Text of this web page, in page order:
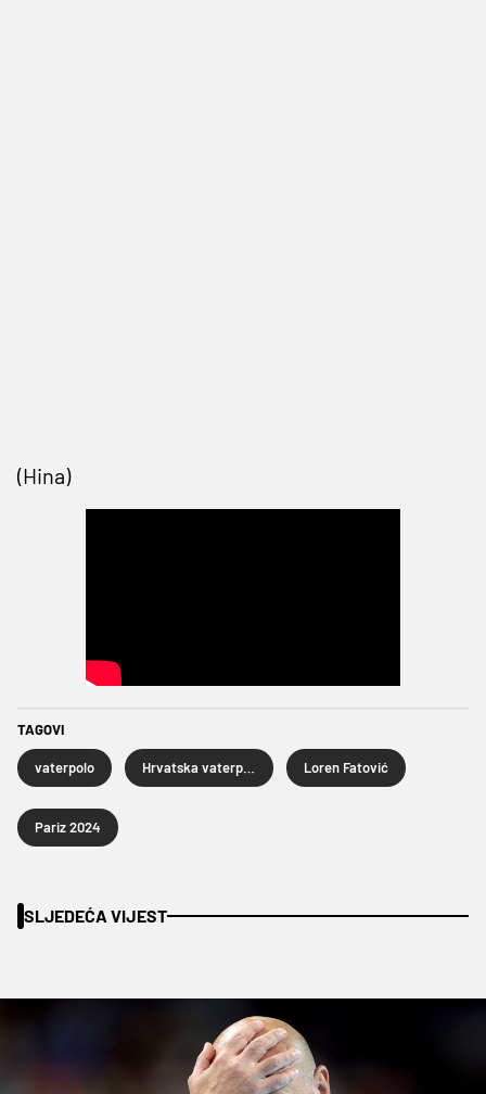
(Hina)
TAGOVI
vaterpolo Loren Fatović
Pariz 2024
SLJEDEĆA VIJEST